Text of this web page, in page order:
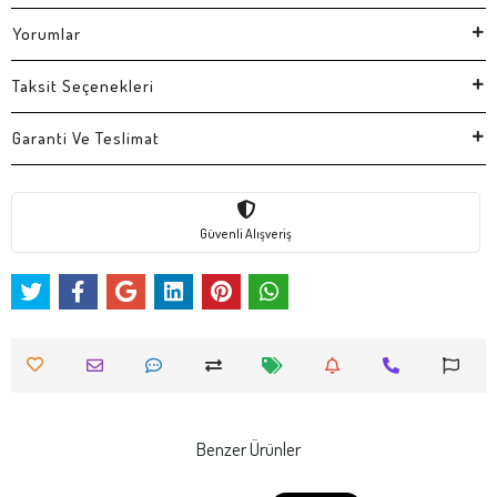
Yorumlar
Taksit Seçenekleri
Garanti Ve Teslimat
Güvenli Alışveriş
Benzer Ürünler